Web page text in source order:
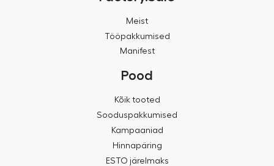
Meist
Tööpakkumised
Manifest
Pood
Kõik tooted
Sooduspakkumised
Kampaaniad
Hinnapäring
ESTO järelmaks